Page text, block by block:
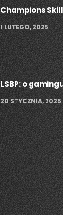
Champions
1 LUTEGO, 2025
LSBP: o
20 STYCZNIA, 2025